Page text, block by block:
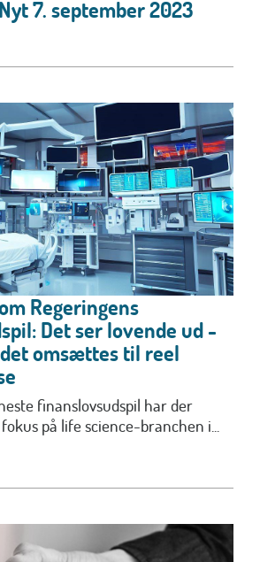
7. september 2023
Regeringens
Det ser lovende ud -
omsættes til reel
finanslovsudspil har der
på life science-branchen i...